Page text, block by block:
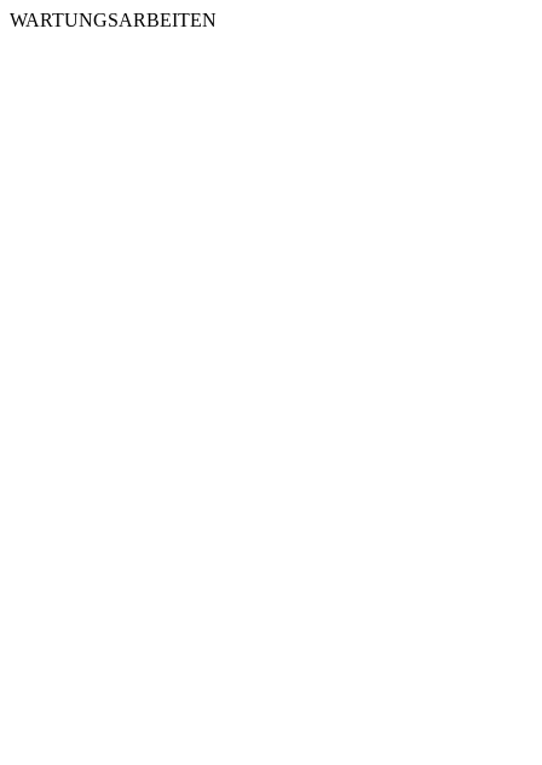
WARTUNGSARBEITEN